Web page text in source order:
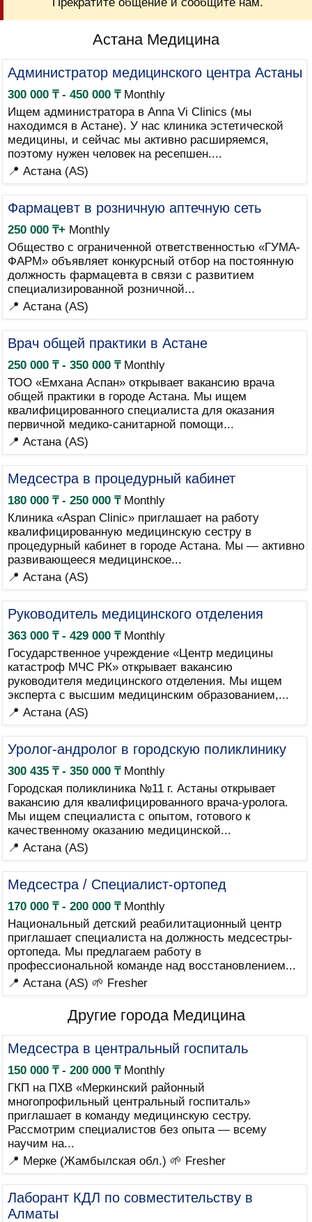
Астана Медицина
Администратор медицинского центра Астаны
300 000 ₸ - 450 000 ₸Monthly
Ищем администратора в Anna Vi Clinics (мы
находимся в Астане). У нас клиника эстетической
медицины, и сейчас мы активно расширяемся,
поэтому нужен человек на ресепшен....
📍 Астана (AS)
Фармацевт в розничную аптечную сеть
250 000 ₸+Monthly
Общество с ограниченной ответственностью «ГУМА-
ФАРМ» объявляет конкурсный отбор на постоянную
должность фармацевта в связи с развитием
специализированной розничной...
📍 Астана (AS)
Врач общей практики в Астане
250 000 ₸ - 350 000 ₸Monthly
ТОО «Емхана Аспан» открывает вакансию врача
общей практики в городе Астана. Мы ищем
квалифицированного специалиста для оказания
первичной медико-санитарной помощи...
📍 Астана (AS)
Медсестра в процедурный кабинет
180 000 ₸ - 250 000 ₸Monthly
Клиника «Aspan Clinic» приглашает на работу
квалифицированную медицинскую сестру в
процедурный кабинет в городе Астана. Мы — активно
развивающееся медицинское...
📍 Астана (AS)
Руководитель медицинского отделения
363 000 ₸ - 429 000 ₸Monthly
Государственное учреждение «Центр медицины
катастроф МЧС РК» открывает вакансию
руководителя медицинского отделения. Мы ищем
эксперта с высшим медицинским образованием,...
📍 Астана (AS)
Уролог-андролог в городскую поликлинику
300 435 ₸ - 350 000 ₸Monthly
Городская поликлиника №11 г. Астаны открывает
вакансию для квалифицированного врача-уролога.
Мы ищем специалиста с опытом, готового к
качественному оказанию медицинской...
📍 Астана (AS)
Медсестра / Специалист-ортопед
170 000 ₸ - 200 000 ₸Monthly
Национальный детский реабилитационный центр
приглашает специалиста на должность медсестры-
ортопеда. Мы предлагаем работу в
профессиональной команде над восстановлением...
📍 Астана (AS) 🌱 Fresher
Другие города Медицина
Медсестра в центральный госпиталь
150 000 ₸ - 200 000 ₸Monthly
ГКП на ПХВ «Меркинский районный
многопрофильный центральный госпиталь»
приглашает в команду медицинскую сестру.
Рассмотрим специалистов без опыта — всему
научим на...
📍 Мерке (Жамбылская обл.) 🌱 Fresher
Лаборант КДЛ по совместительству в
Алматы